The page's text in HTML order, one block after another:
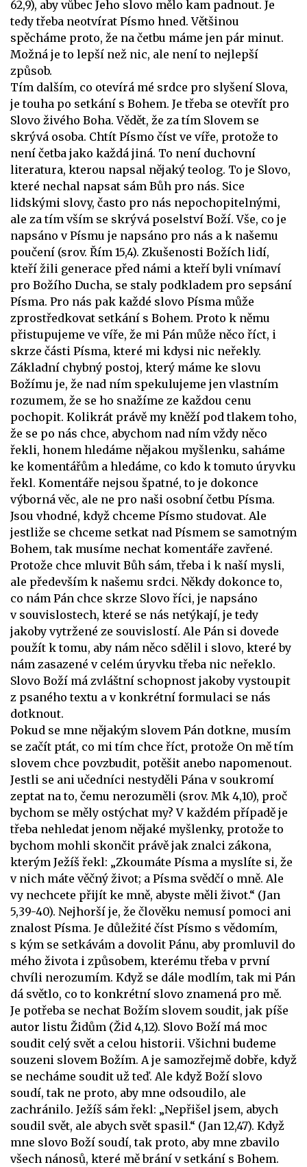
62,9), aby vůbec Jeho slovo mělo kam padnout. Je
tedy třeba neotvírat Písmo hned. Většinou
spěcháme proto, že na četbu máme jen pár minut.
Možná je to lepší než nic, ale není to nejlepší
způsob.
Tím dalším, co otevírá mé srdce pro slyšení Slova,
je touha po setkání s Bohem. Je třeba se otevřít pro
Slovo živého Boha. Vědět, že za tím Slovem se
skrývá osoba. Chtít Písmo číst ve víře, protože to
není četba jako každá jiná. To není duchovní
literatura, kterou napsal nějaký teolog. To je Slovo,
které nechal napsat sám Bůh pro nás. Sice
lidskými slovy, často pro nás nepochopitelnými,
ale za tím vším se skrývá poselství Boží. Vše, co je
napsáno v Písmu je napsáno pro nás a k našemu
poučení (srov. Řím 15,4). Zkušenosti Božích lidí,
kteří žili generace před námi a kteří byli vnímaví
pro Božího Ducha, se staly podkladem pro sepsání
Písma. Pro nás pak každé slovo Písma může
zprostředkovat setkání s Bohem. Proto k němu
přistupujeme ve víře, že mi Pán může něco říct, i
skrze části Písma, které mi kdysi nic neřekly.
Základní chybný postoj, který máme ke slovu
Božímu je, že nad ním spekulujeme jen vlastním
rozumem, že se ho snažíme ze každou cenu
pochopit. Kolikrát právě my kněží pod tlakem toho,
že se po nás chce, abychom nad ním vždy něco
řekli, honem hledáme nějakou myšlenku, saháme
ke komentářům a hledáme, co kdo k tomuto úryvku
řekl. Komentáře nejsou špatné, to je dokonce
výborná věc, ale ne pro naši osobní četbu Písma.
Jsou vhodné, když chceme Písmo studovat. Ale
jestliže se chceme setkat nad Písmem se samotným
Bohem, tak musíme nechat komentáře zavřené.
Protože chce mluvit Bůh sám, třeba i k naší mysli,
ale především k našemu srdci. Někdy dokonce to,
co nám Pán chce skrze Slovo říci, je napsáno
v souvislostech, které se nás netýkají, je tedy
jakoby vytržené ze souvislostí. Ale Pán si dovede
použít k tomu, aby nám něco sdělil i slovo, které by
nám zasazené v celém úryvku třeba nic neřeklo.
Slovo Boží má zvláštní schopnost jakoby vystoupit
z psaného textu a v konkrétní formulaci se nás
dotknout.
Pokud se mne nějakým slovem Pán dotkne, musím
se začít ptát, co mi tím chce říct, protože On mě tím
slovem chce povzbudit, potěšit anebo napomenout.
Jestli se ani učedníci nestyděli Pána v soukromí
zeptat na to, čemu nerozuměli (srov. Mk 4,10), proč
bychom se měly ostýchat my? V každém případě je
třeba nehledat jenom nějaké myšlenky, protože to
bychom mohli skončit právě jak znalci zákona,
kterým Ježíš řekl: „Zkoumáte Písma a myslíte si, že
v nich máte věčný život; a Písma svědčí o mně. Ale
vy nechcete přijít ke mně, abyste měli život.“ (Jan
5,39-40). Nejhorší je, že člověku nemusí pomoci ani
znalost Písma. Je důležité číst Písmo s vědomím,
s kým se setkávám a dovolit Pánu, aby promluvil do
mého života i způsobem, kterému třeba v první
chvíli nerozumím. Když se dále modlím, tak mi Pán
dá světlo, co to konkrétní slovo znamená pro mě.
Je potřeba se nechat Božím slovem soudit, jak píše
autor listu Židům (Žid 4,12). Slovo Boží má moc
soudit celý svět a celou historii. Všichni budeme
souzeni slovem Božím. A je samozřejmě dobře, když
se necháme soudit už teď. Ale když Boží slovo
soudí, tak ne proto, aby mne odsoudilo, ale
zachránilo. Ježíš sám řekl: „Nepřišel jsem, abych
soudil svět, ale abych svět spasil.“ (Jan 12,47). Když
mne slovo Boží soudí, tak proto, aby mne zbavilo
všech nánosů, které mě brání v setkání s Bohem.